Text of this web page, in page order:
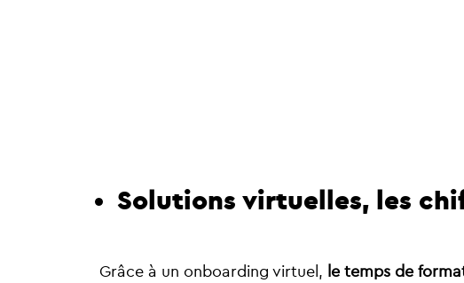
Solutions virtuelles, les
Grâce à un onboarding virtuel, le temps de